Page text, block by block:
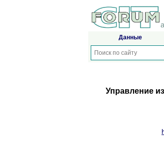
Данные
Управление